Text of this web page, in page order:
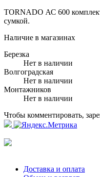
TORNADO АС 600
сумкой.
Наличие в магазинах
Березка
Нет в наличии
Волгоградская
Нет в наличии
Монтажников
Нет в наличии
Чтобы комментировать,
Доставка и оплата